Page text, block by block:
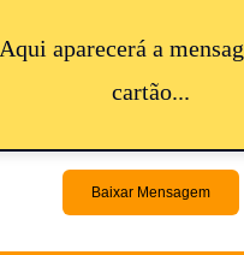
Aqui aparecerá a
cartão...
Baixar Mensagem